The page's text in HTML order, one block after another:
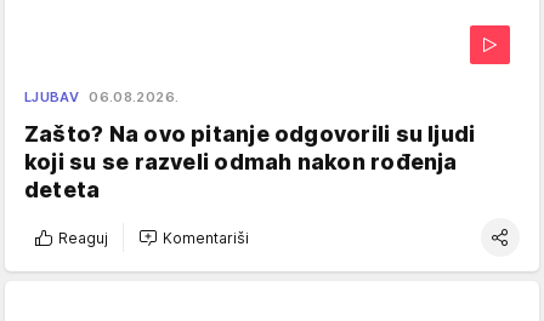
LJUBAV 06.08.2026.
Zašto? Na ovo pitanje odgovorili su ljudi
koji su se razveli odmah nakon rođenja
deteta
Reaguj Komentariši